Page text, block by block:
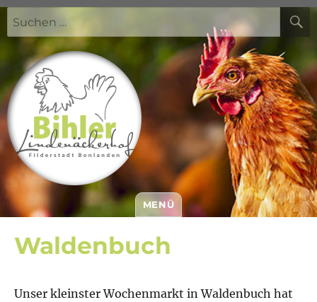
Suchen
nach:
Bihler Lindenäckerhof
MENÜ
Waldenbuch
Unser kleinster Wochenmarkt in Waldenbuch hat